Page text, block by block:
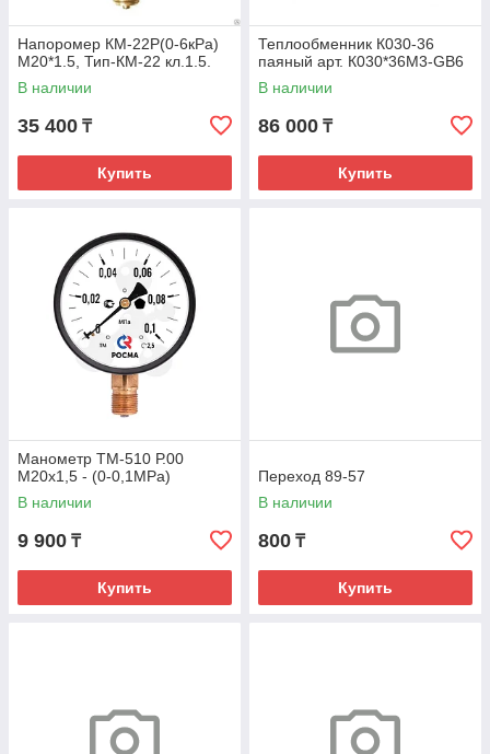
Напоромер КМ-22Р(0-6кРа)
М20*1.5, Тип-КМ-22 кл.1.5.
В наличии
35 400 ₸
Купить
Теплообменник К030-36
паяный арт. К030*36М3-GB6
В наличии
86 000 ₸
Купить
Манометр ТМ-510 Р.00
М20х1,5 - (0-0,1МРа)
В наличии
9 900 ₸
Купить
Переход 89-57
В наличии
800 ₸
Купить